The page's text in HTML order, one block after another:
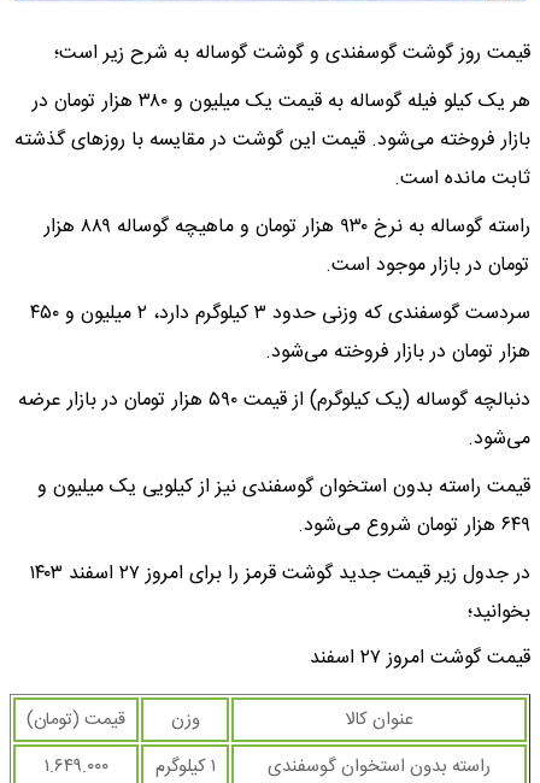
قیمت روز گوشت گوسفندی و گوشت گوساله به شرح زیر است؛
هر یک کیلو فیله گوساله به قیمت یک میلیون و ۳۸۰ هزار تومان در
بازار فروخته می‌شود. قیمت این گوشت در مقایسه با روزهای گذشته
ثابت مانده است.
راسته گوساله به نرخ ۹۳۰ هزار تومان و ماهیچه گوساله ۸۸۹ هزار
تومان در بازار موجود است.
سردست گوسفندی که وزنی حدود ۳ کیلوگرم دارد، ۲ میلیون و ۴۵۰
هزار تومان در بازار فروخته می‌شود.
دنبالچه گوساله (یک کیلوگرم) از قیمت ۵۹۰ هزار تومان در بازار عرضه
می‌شود.
قیمت راسته بدون استخوان گوسفندی نیز از کیلویی یک میلیون و
۶۴۹ هزار تومان شروع می‌شود.
در جدول زیر قیمت جدید گوشت قرمز را برای امروز ۲۷ اسفند ۱۴۰۳
بخوانید؛
قیمت گوشت امروز ۲۷ اسفند
عنوان کالا وزن
قیمت (تومان)
راسته بدون استخوان گوسفندی
۱ کیلوگرم
۱.۶۴۹.۰۰۰